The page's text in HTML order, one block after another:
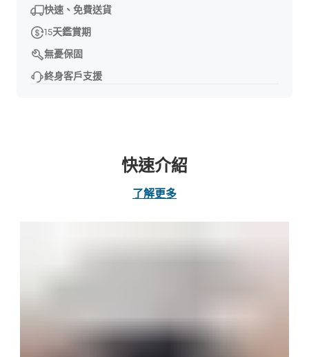
快速、免費送貨
15天鑑賞期
無憂保固
終身客戶支援
快速介紹
了解更多